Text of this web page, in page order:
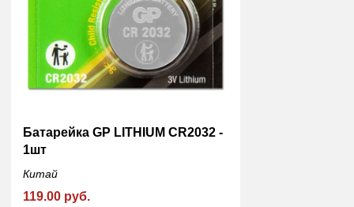
Батарейка GP LITHIUM CR2032 -
1шт
Китай
119.00 руб.